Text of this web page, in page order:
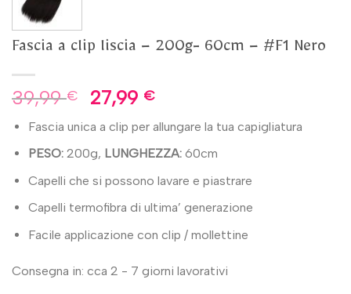
Fascia a clip liscia – 200g- 60cm – #F1 Nero
39,99€ 27,99 €
Fascia unica a clip per allungare la tua capigliatura
PESO:200g, LUNGHEZZA:60cm
Capelli che si possono lavare e piastrare
Capelli termofibra di ultima’ generazione
Facile applicazione con clip / mollettine
Consegna in: cca 2 - 7 giorni lavorativi